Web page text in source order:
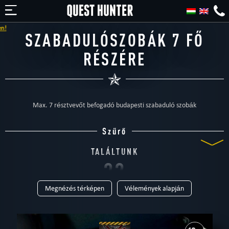
SZABADULÓSZOBÁK 7 FŐ
RÉSZÉRE
Max. 7 résztvevőt befogadó budapesti szabaduló szobák
Szűrő
TALÁLTUNK
22
SZABADULÓSZOBÁT
Otthoni Szabadtéri
Gyerekeknek
Megnézés térképen Vélemények alapján